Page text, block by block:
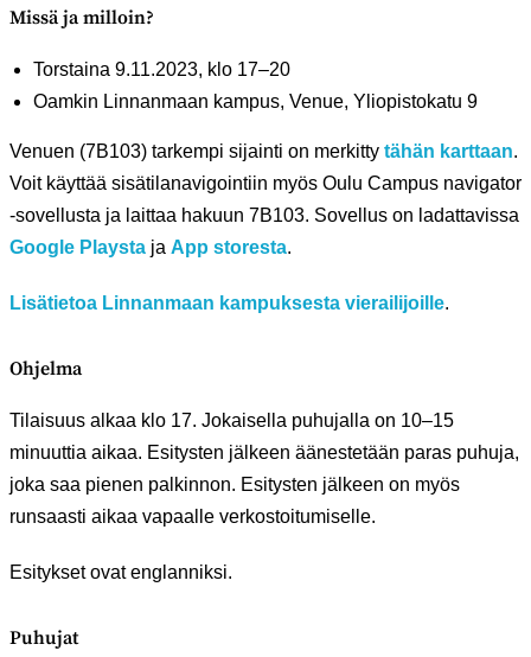
Missä ja milloin?
Torstaina 9.11.2023, klo 17–20
Oamkin Linnanmaan kampus, Venue, Yliopistokatu 9
Venuen (7B103) tarkempi sijainti on merkitty tähän karttaan.
Voit käyttää sisätilanavigointiin myös Oulu Campus navigator
-sovellusta ja laittaa hakuun 7B103. Sovellus on ladattavissa
Google Playsta ja App storesta.
Lisätietoa Linnanmaan kampuksesta vierailijoille.
Ohjelma
Tilaisuus alkaa klo 17. Jokaisella puhujalla on 10–15
minuuttia aikaa. Esitysten jälkeen äänestetään paras puhuja,
joka saa pienen palkinnon. Esitysten jälkeen on myös
runsaasti aikaa vapaalle verkostoitumiselle.
Esitykset ovat englanniksi.
Puhujat